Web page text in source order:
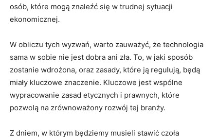
osób, które mogą znaleźć się w trudnej sytuacji
ekonomicznej.
W obliczu tych wyzwań, warto zauważyć, że technologia
sama w sobie nie jest dobra ani zła. To, w jaki sposób
zostanie wdrożona, oraz zasady, które ją regulują, będą
miały kluczowe znaczenie. Kluczowe jest wspólne
wypracowanie zasad etycznych i prawnych, które
pozwolą na zrównoważony rozwój tej branży.
Z dniem, w którym będziemy musieli stawić czoła